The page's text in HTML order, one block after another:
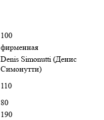
100
фирменная
Denis Simonutti (Денис
Симонутти)
110
80
190